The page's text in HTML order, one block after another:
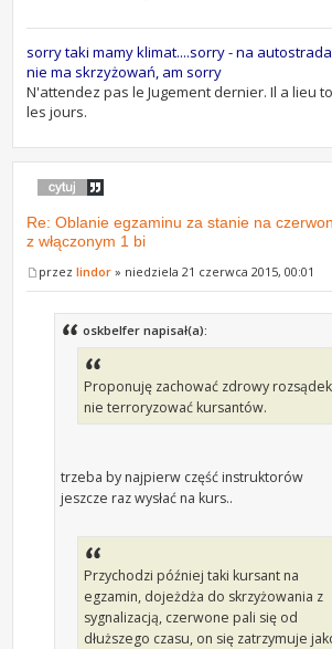
sorry taki mamy klimat....sorry - na
nie ma skrzyżowań, am sorry
N'attendez pas le Jugement dernier. Il a lieu
les jours.
Re: Oblanie egzaminu za stanie na
z włączonym 1 bi
przezlindor » niedziela 21 czerwca 2015, 00:01
oskbelfer napisał(a):
Proponuję zachować zdrowy
nie terroryzować kursantów.
trzeba by najpierw część instruktorów
jeszcze raz wysłać na kurs..
Przychodzi później taki kursant na
egzamin, dojeżdża do skrzyżowania z
sygnalizacją, czerwone pali się od
dłuższego czasu, on się zatrzymuje